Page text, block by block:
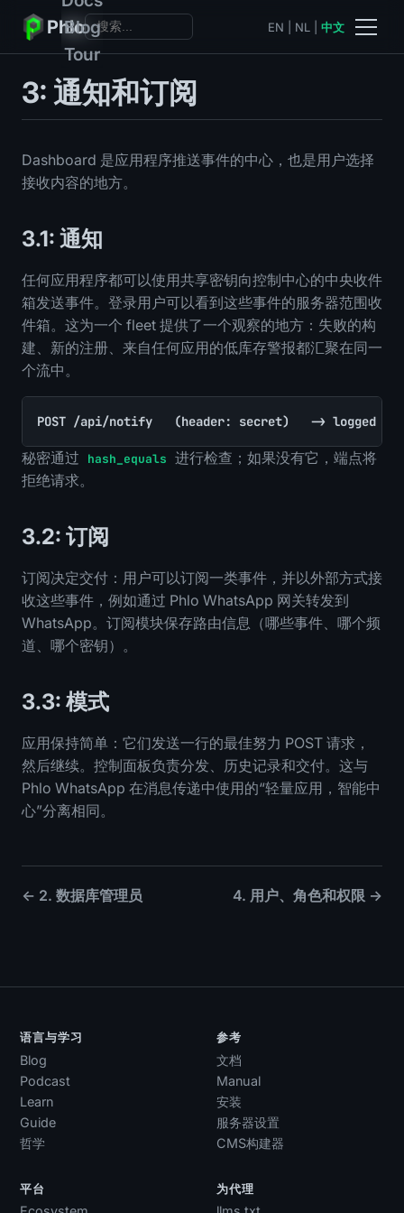
Phlo
Blog
Tour
EN NL 中文
3: 通知和订阅
Dashboard 是应用程序推送事件的中心，也是用户选择
接收内容的地方。
3.1: 通知
任何应用程序都可以使用共享密钥向控制中心的中央收件
箱发送事件。登录用户可以看到这些事件的服务器范围收
件箱。这为一个 fleet 提供了一个观察的地方：失败的构
建、新的注册、来自任何应用的低库存警报都汇聚在同一
个流中。
POST /api/notify   (header: secret)   -> logged
秘密通过 hash_equals 进行检查；如果没有它，端点将
拒绝请求。
3.2: 订阅
订阅决定交付：用户可以订阅一类事件，并以外部方式接
收这些事件，例如通过 Phlo WhatsApp 网关转发到
WhatsApp。订阅模块保存路由信息（哪些事件、哪个频
道、哪个密钥）。
3.3: 模式
应用保持简单：它们发送一行的最佳努力 POST 请求，
然后继续。控制面板负责分发、历史记录和交付。这与
Phlo WhatsApp 在消息传递中使用的“轻量应用，智能中
心”分离相同。
← 2. 数据库管理员 4. 用户、角色和权限 →
语言与学习
Blog
Podcast
Learn
Guide
哲学
参考
文档
Manual
安装
服务器设置
CMS构建器
平台 为代理